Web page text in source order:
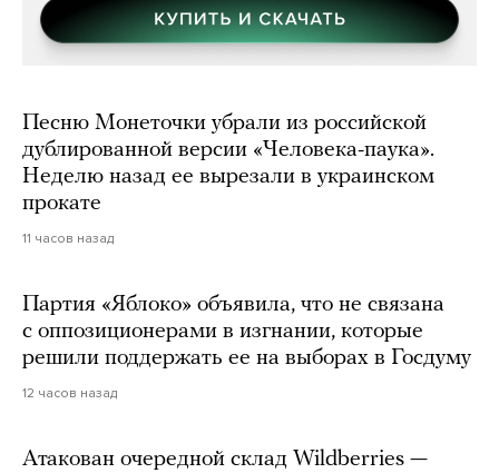
Песню Монеточки убрали из российской
дублированной версии «Человека-паука».
Неделю назад ее вырезали в украинском
прокате
11 часов назад
Партия «Яблоко» объявила, что не связана
с оппозиционерами в изгнании, которые
решили поддержать ее на выборах в Госдуму
12 часов назад
Атакован очередной склад Wildberries —